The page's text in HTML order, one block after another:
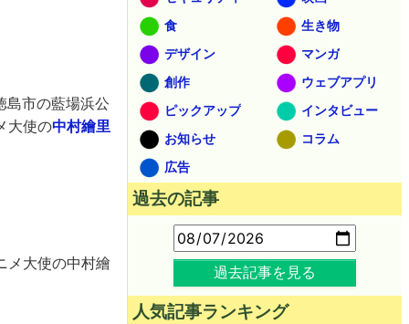
島市の藍場浜公
大使の中村繪里
メ大使の中村繪
食
生き物
デザイン
マンガ
創作
ウェブアプリ
ピックアップ
インタビュー
お知らせ
コラム
広告
過去の記事
過去記事を見る
人気記事ランキング